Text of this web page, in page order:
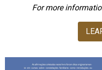
For more